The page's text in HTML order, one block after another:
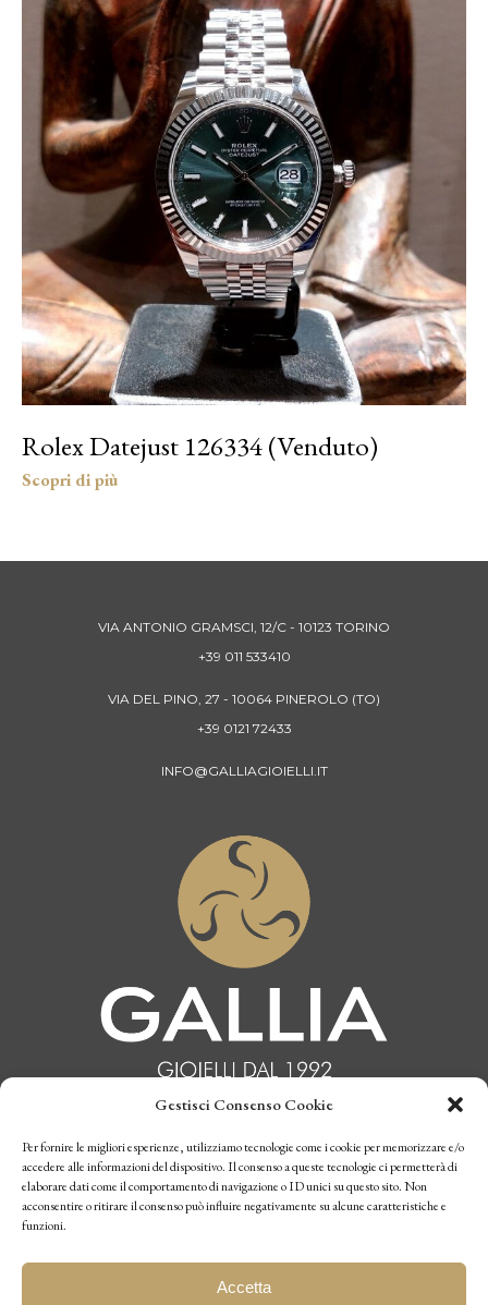
Gestisci Consenso Cookie
Per fornire le migliori esperienze, utilizziamo tecnologie come i cookie per memorizzare e/o
accedere alle informazioni del dispositivo. Il consenso a queste tecnologie ci permetterà di
elaborare dati come il comportamento di navigazione o ID unici su questo sito. Non
acconsentire o ritirare il consenso può influire negativamente su alcune caratteristiche e
funzioni.
Accetta
Rolex Datejust 126334 (Venduto)
VIA ANTONIO GRAMSCI, 12/C - 10123 TORINO
+39 011 533410
VIA DEL PINO, 27 - 10064 PINEROLO (TO)
+39 0121 72433
INFO@GALLIAGIOIELLI.IT
INFORMATIVA PRIVACY
CONDIZIONI DI VENDITA